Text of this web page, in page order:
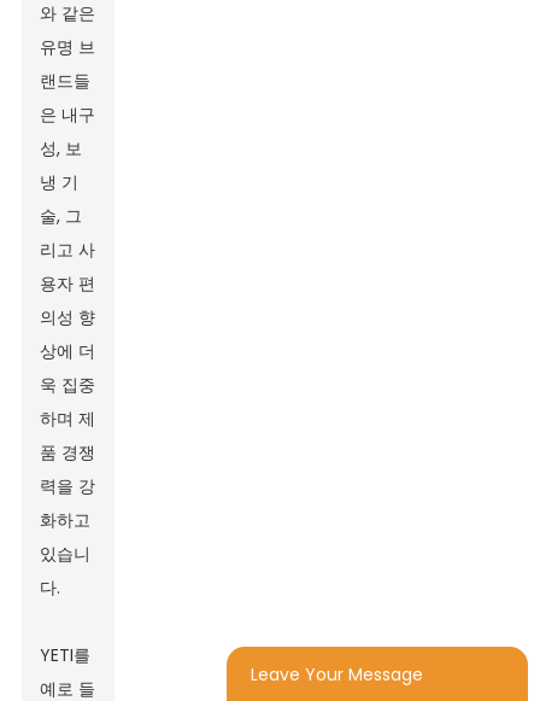
와 같은
유명 브
랜드들
은 내구
성, 보
냉 기
술, 그
리고 사
용자 편
의성 향
상에 더
욱 집중
하며 제
품 경쟁
력을 강
화하고
있습니
다.
YETI를
예로 들
Leave Your Message